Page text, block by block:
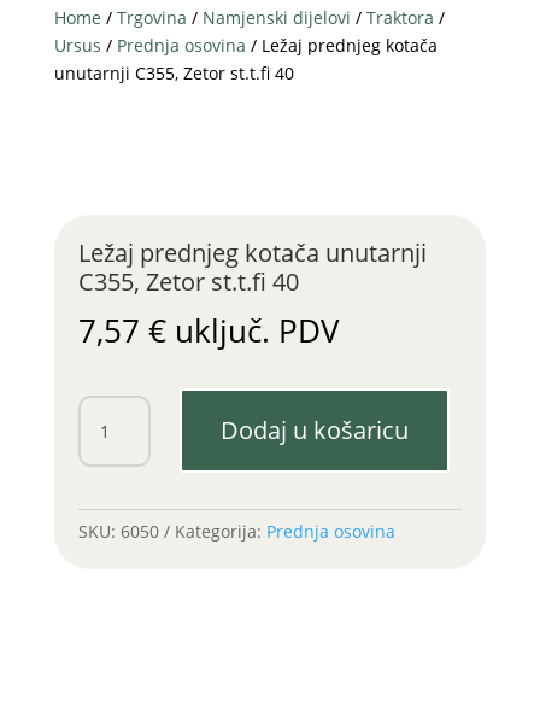
Home / Trgovina / Namjenski dijelovi / Traktora /
Ursus / Prednja osovina / Ležaj prednjeg kotača
unutarnji C355, Zetor st.t.fi 40
Ležaj prednjeg kotača unutarnji
C355, Zetor st.t.fi 40
7,57 € uključ. PDV
Ležaj
prednjeg
kotača
Dodaj u košaricu
SKU: 6050 Kategorija: Prednja osovina